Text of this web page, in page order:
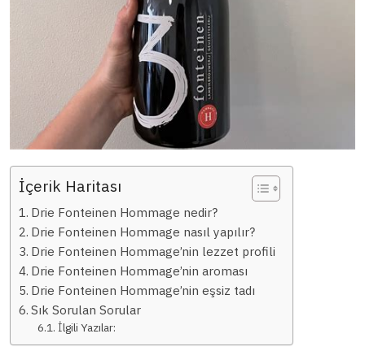
İçerik Haritası
Drie Fonteinen Hommage nedir?
Drie Fonteinen Hommage nasıl yapılır?
Drie Fonteinen Hommage’nin lezzet profili
Drie Fonteinen Hommage’nin aroması
Drie Fonteinen Hommage’nin eşsiz tadı
Sık Sorulan Sorular
İlgili Yazılar: